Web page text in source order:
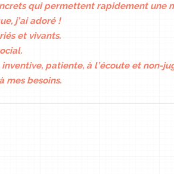
qui permettent rapidement une
j’ai adoré !
et vivants.
patiente, à l’écoute et non-
mes besoins.